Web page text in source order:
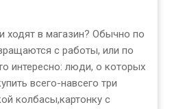
ходят в магазин? Обычно по
с работы, или по
интересно: люди, о которых
всего-навсего три
колбасы,картонку с